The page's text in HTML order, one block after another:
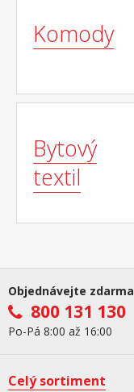
Komody
Bytový
textil
Objednávejte zdarma
800 131 130
Po-Pá 8:00 až 16:00
Celý sortiment